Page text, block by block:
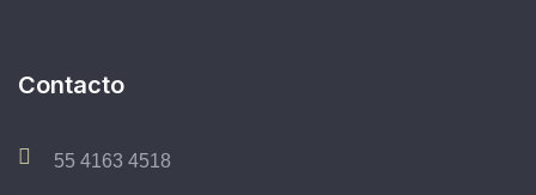
Contacto
55 4163 4518